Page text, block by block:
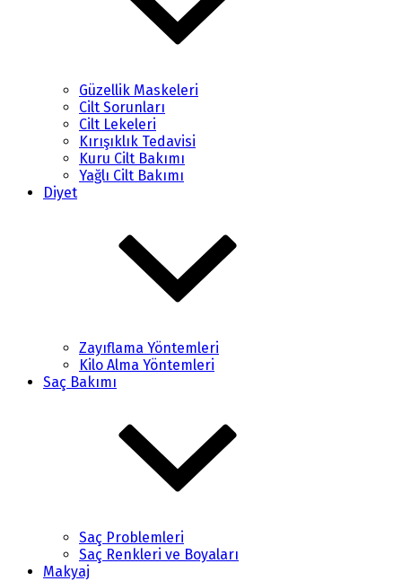
Güzellik Maskeleri
Cilt Sorunları
Cilt Lekeleri
Kırışıklık Tedavisi
Kuru Cilt Bakımı
Yağlı Cilt Bakımı
Diyet
Zayıflama Yöntemleri
Kilo Alma Yöntemleri
Saç Bakımı
Saç Problemleri
Saç Renkleri ve Boyaları
Makyaj